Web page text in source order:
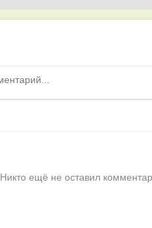
Никто ещё не оставил